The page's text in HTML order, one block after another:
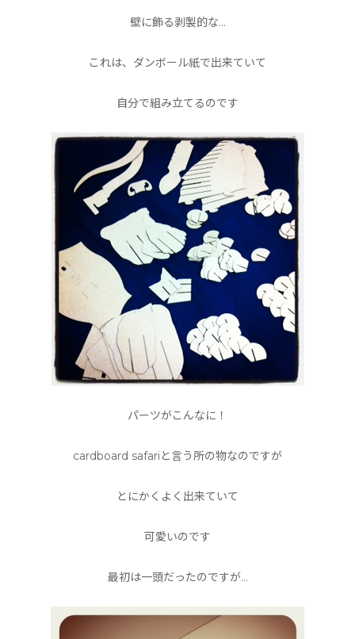
壁に飾る剥製的な…
これは、ダンボール紙で出来ていて
自分で組み立てるのです
パーツがこんなに！
cardboard safariと言う所の物なのですが
とにかくよく出来ていて
可愛いのです
最初は一頭だったのですが…